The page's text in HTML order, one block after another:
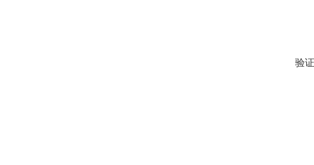
验